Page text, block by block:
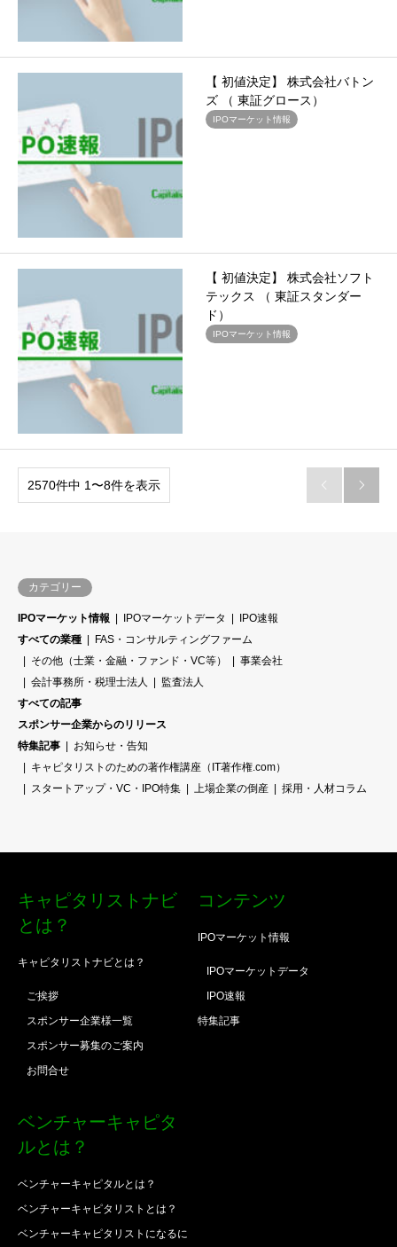
【 初値決定】 株式会社バトン
ズ （ 東証グロース）
IPOマーケット情報
【 初値決定】 株式会社ソフト
テックス （ 東証スタンダー
ド）
IPOマーケット情報
2570件中 1〜8件を表示  
カテゴリー
IPOマーケット情報 IPOマーケットデータ
IPO速報
すべての業種
FAS・コンサルティングファーム
その他（士業・金融・ファンド・VC等）
事業会社
会計事務所・税理士法人
監査法人
すべての記事
スポンサー企業からのリリース
特集記事
お知らせ・告知
キャピタリストのための著作権講座（IT著作権.com）
スタートアップ・VC・IPO特集
上場企業の倒産 採用・人材コラム
キャピタリストナビ
とは？
キャピタリストナビとは？
ご挨拶
スポンサー企業様一覧
スポンサー募集のご案内
お問合せ
コンテンツ
IPOマーケット情報
IPOマーケットデータ
IPO速報
特集記事
ベンチャーキャピタ
ルとは？
ベンチャーキャピタルとは？
ベンチャーキャピタリストとは？
ベンチャーキャピタリストになるに